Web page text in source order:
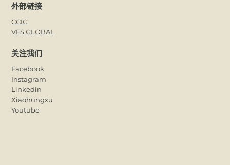
关注我们
Facebook
Instagram
Linkedin
Xiaohungxu
Youtube
外部链接
CCIC
VFS.GLOBAL